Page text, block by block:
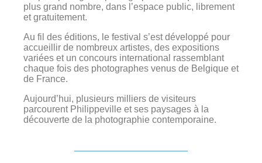
plus grand nombre, dans l’espace public, librement
et gratuitement.
Au fil des éditions, le festival s’est développé pour
accueillir de nombreux artistes, des expositions
variées et un concours international rassemblant
chaque fois des photographes venus de Belgique et
de France.
Aujourd’hui, plusieurs milliers de visiteurs
parcourent Philippeville et ses paysages à la
découverte de la photographie contemporaine.